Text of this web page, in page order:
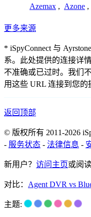
Azemax , Azone ,
更多来源
* iSpyConnect 与
系。此处提供的连接详
不准确或已过时。我们
用这些 URL 连接到您的
返回顶部
© 版权所有 2011-2026
- 服务状态 - 法律信息 -
新用户？ 访问主页或阅
对比： Agent DVR vs
主题: